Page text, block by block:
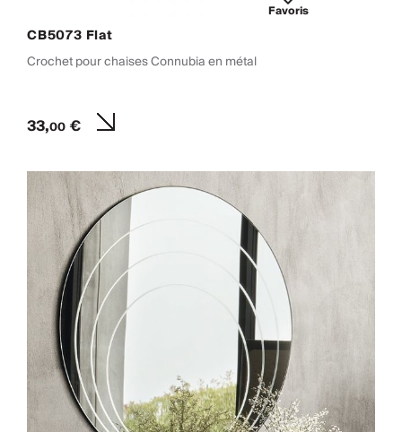
Favoris
CB5073 Flat
Crochet pour chaises Connubia en métal
33,00€